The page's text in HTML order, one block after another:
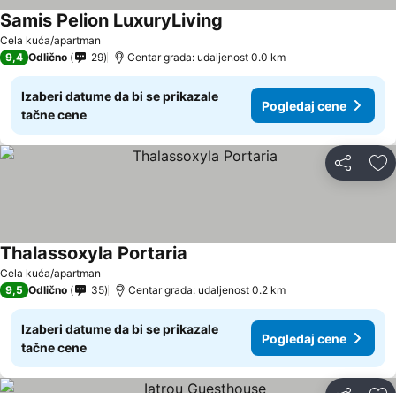
Cela kuća/apartman
Samis Pelion LuxuryLiving
9,4 Odlično 29 Centar grada: udaljenost 0.0 km
Izaberi datume da bi se prikazale
tačne cene
Pogledaj cene
Deli
Cela kuća/apartman
Thalassoxyla Portaria
9,5 Odlično 35 Centar grada: udaljenost 0.2 km
Izaberi datume da bi se prikazale
tačne cene
Pogledaj cene